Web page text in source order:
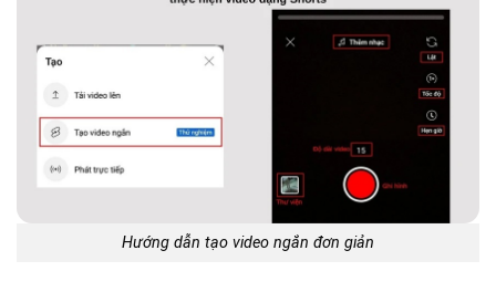
Hướng dẫn tạo video ngắn đơn giản